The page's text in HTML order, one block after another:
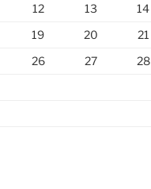
12 13 14
19 20 21
26 27 28